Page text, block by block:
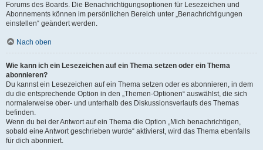
Forums des Boards. Die Benachrichtigungsoptionen für Lesezeichen und
Abonnements können im persönlichen Bereich unter „Benachrichtigungen
einstellen“ geändert werden.
Nach oben
Wie kann ich ein Lesezeichen auf ein Thema setzen oder ein Thema
abonnieren?
Du kannst ein Lesezeichen auf ein Thema setzen oder es abonnieren, in dem
du die entsprechende Option in den „Themen-Optionen“ auswählst, die sich
normalerweise ober- und unterhalb des Diskussionsverlaufs des Themas
befinden.
Wenn du bei der Antwort auf ein Thema die Option „Mich benachrichtigen,
sobald eine Antwort geschrieben wurde“ aktivierst, wird das Thema ebenfalls
für dich abonniert.